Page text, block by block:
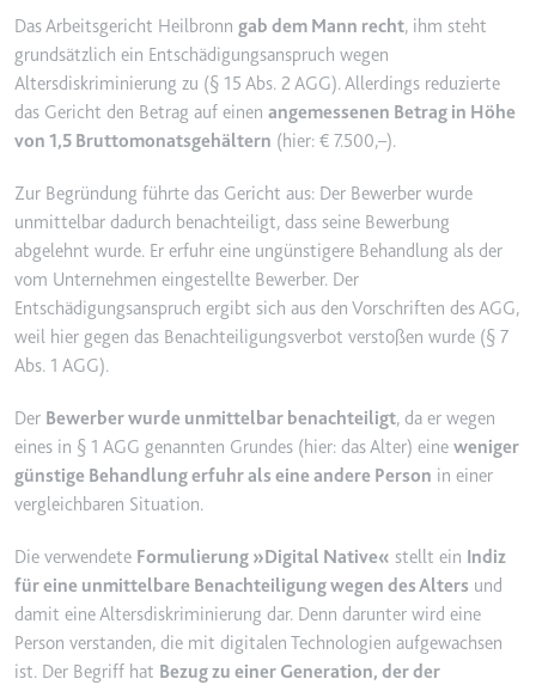
hinweg.
Ablauf:
2 Jahre
Typ:
HTTP-Cookie
_gcl_au
Anbieter:
smartlaw.de
Zweck:
Wird verwendet, um die Effizienz
der Werbeaktivitäten der Website
zu messen, indem Daten über die
Conversion-Rate der Anzeigen der
Ablauf:
3 Monate
Typ:
HTTP-Cookie
_gcl_ls
Anbieter:
www.googletagmanager.com
Zweck:
Verfolgt die Konversionsrate
zwischen dem Nutzer und den
Werbebannern auf der Website -
Das Arbeitsgericht Heilbronn gab dem Mann recht, ihm steht
grundsätzlich ein Entschädigungsanspruch wegen
Altersdiskriminierung zu (§ 15 Abs. 2 AGG). Allerdings reduzierte
das Gericht den Betrag auf einen angemessenen Betrag in Höhe
von 1,5 Bruttomonatsgehältern (hier: € 7.500,–).
Zur Begründung führte das Gericht aus: Der Bewerber wurde
unmittelbar dadurch benachteiligt, dass seine Bewerbung
abgelehnt wurde. Er erfuhr eine ungünstigere Behandlung als der
vom Unternehmen eingestellte Bewerber. Der
Entschädigungsanspruch ergibt sich aus den Vorschriften des AGG,
weil hier gegen das Benachteiligungsverbot verstoßen wurde (§ 7
Abs. 1 AGG).
Der Bewerber wurde unmittelbar benachteiligt, da er wegen
eines in § 1 AGG genannten Grundes (hier: das Alter) eine weniger
günstige Behandlung erfuhr als eine andere Person in einer
vergleichbaren Situation.
Die verwendete Formulierung »Digital Native« stellt ein Indiz
für eine unmittelbare Benachteiligung wegen des Alters und
damit eine Altersdiskriminierung dar. Denn darunter wird eine
Person verstanden, die mit digitalen Technologien aufgewachsen
ist. Der Begriff hat Bezug zu einer Generation, der der